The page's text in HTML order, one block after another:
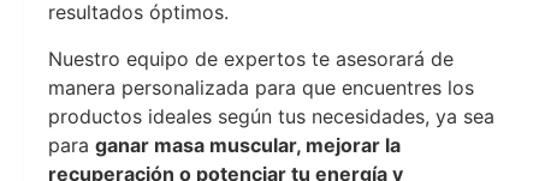
resultados óptimos.
Nuestro equipo de expertos te asesorará de
manera personalizada para que encuentres los
productos ideales según tus necesidades, ya sea
para ganar masa muscular, mejorar la
recuperación o potenciar tu energía y